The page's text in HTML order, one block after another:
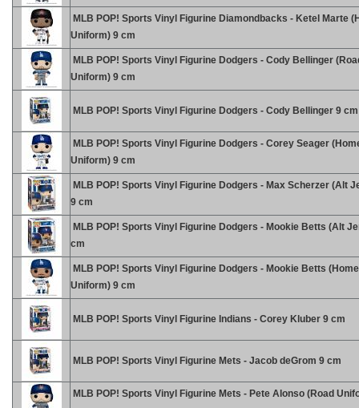
MLB POP! Sports Vinyl Figurine Diamondbacks - Ketel Marte
Uniform) 9 cm
MLB POP! Sports Vinyl Figurine Dodgers - Cody Bellinger
Uniform) 9 cm
MLB POP! Sports Vinyl Figurine Dodgers - Cody Bellinger 9 cm
MLB POP! Sports Vinyl Figurine Dodgers - Corey Seager
Uniform) 9 cm
MLB POP! Sports Vinyl Figurine Dodgers - Max Scherzer (Alt
9 cm
MLB POP! Sports Vinyl Figurine Dodgers - Mookie Betts (Alt
cm
MLB POP! Sports Vinyl Figurine Dodgers - Mookie Betts (Home
Uniform) 9 cm
MLB POP! Sports Vinyl Figurine Indians - Corey Kluber 9 cm
MLB POP! Sports Vinyl Figurine Mets - Jacob deGrom 9 cm
MLB POP! Sports Vinyl Figurine Mets - Pete Alonso (Road